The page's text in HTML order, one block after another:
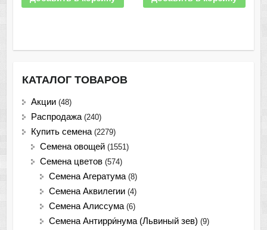
КАТАЛОГ ТОВАРОВ
Акции (48)
Распродажа (240)
Купить семена (2279)
Семена овощей (1551)
Семена цветов (574)
Семена Агератума (8)
Семена Аквилегии (4)
Семена Алиссума (6)
Семена Антирри́нума (Львиный зев) (9)